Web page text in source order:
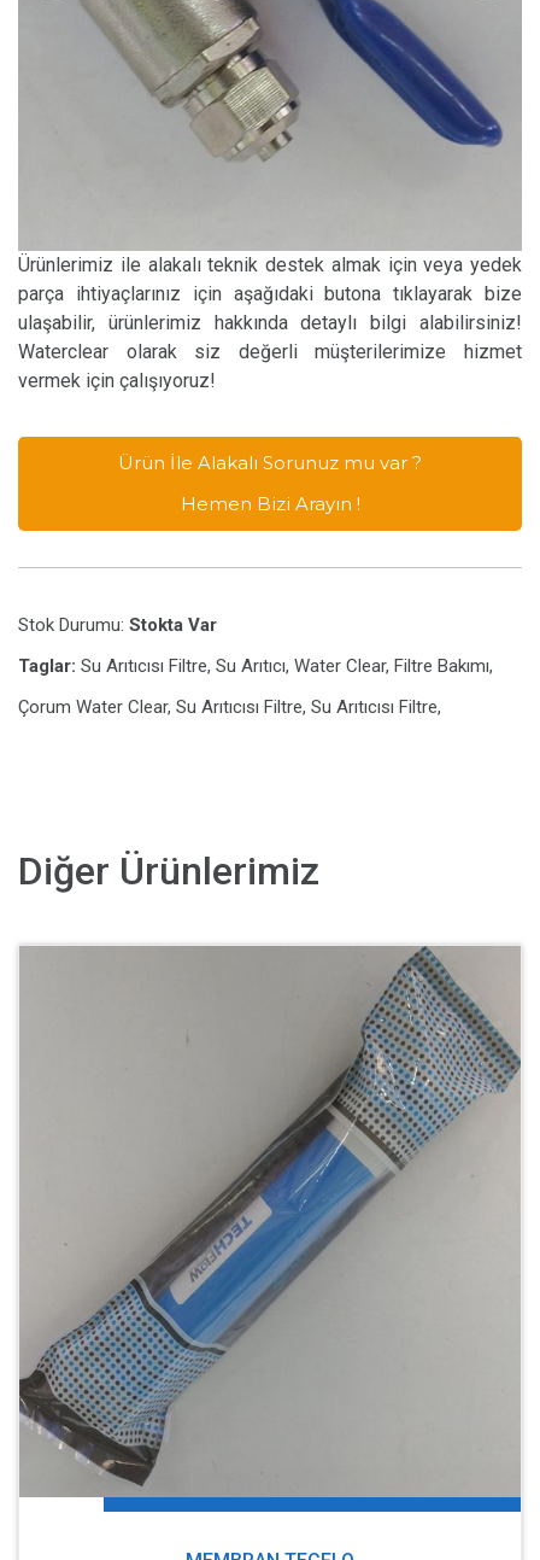
Ürünlerimiz ile alakalı teknik destek almak için veya yedek
parça ihtiyaçlarınız için aşağıdaki butona tıklayarak bize
ulaşabilir, ürünlerimiz hakkında detaylı bilgi alabilirsiniz!
Waterclear olarak siz değerli müşterilerimize hizmet
vermek için çalışıyoruz!
Ürün İle Alakalı Sorunuz mu var ?
Hemen Bizi Arayın !
Stok Durumu: Stokta Var
Taglar: Su Arıtıcısı Filtre, Su Arıtıcı, Water Clear, Filtre Bakımı,
Çorum Water Clear, Su Arıtıcısı Filtre, Su Arıtıcısı Filtre,
Diğer Ürünlerimiz